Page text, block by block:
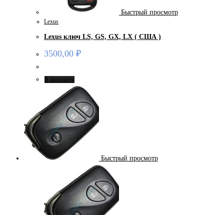
Быстрый просмотр
Lexus
Lexus ключ LS, GS, GX, LX ( США )
3500,00 ₽
В корзину
Быстрый просмотр